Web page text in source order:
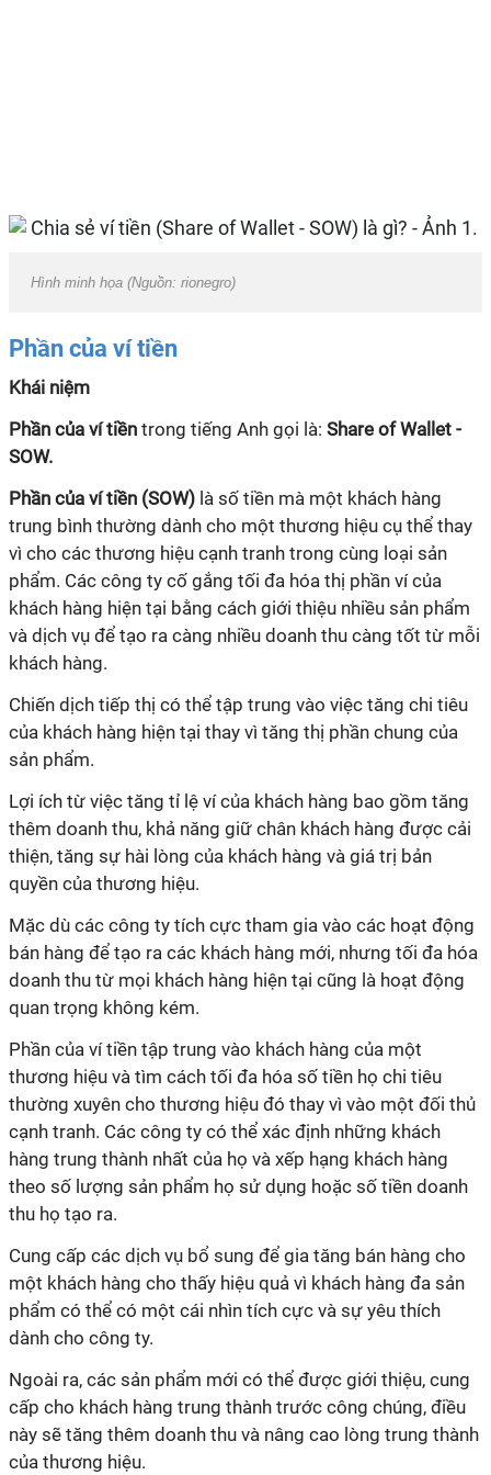
Hình minh họa (Nguồn: rionegro)
Phần của ví tiền
Khái niệm
Phần của ví tiền trong tiếng Anh gọi là: Share of Wallet -
SOW.
Phần của ví tiền (SOW) là số tiền mà một khách hàng
trung bình thường dành cho một thương hiệu cụ thể thay
vì cho các thương hiệu cạnh tranh trong cùng loại sản
phẩm. Các công ty cố gắng tối đa hóa thị phần ví của
khách hàng hiện tại bằng cách giới thiệu nhiều sản phẩm
và dịch vụ để tạo ra càng nhiều doanh thu càng tốt từ mỗi
khách hàng.
Chiến dịch tiếp thị có thể tập trung vào việc tăng chi tiêu
của khách hàng hiện tại thay vì tăng thị phần chung của
sản phẩm.
Lợi ích từ việc tăng tỉ lệ ví của khách hàng bao gồm tăng
thêm doanh thu, khả năng giữ chân khách hàng được cải
thiện, tăng sự hài lòng của khách hàng và giá trị bản
quyền của thương hiệu.
Mặc dù các công ty tích cực tham gia vào các hoạt động
bán hàng để tạo ra các khách hàng mới, nhưng tối đa hóa
doanh thu từ mọi khách hàng hiện tại cũng là hoạt động
quan trọng không kém.
Phần của ví tiền tập trung vào khách hàng của một
thương hiệu và tìm cách tối đa hóa số tiền họ chi tiêu
thường xuyên cho thương hiệu đó thay vì vào một đối thủ
cạnh tranh. Các công ty có thể xác định những khách
hàng trung thành nhất của họ và xếp hạng khách hàng
theo số lượng sản phẩm họ sử dụng hoặc số tiền doanh
thu họ tạo ra.
Cung cấp các dịch vụ bổ sung để gia tăng bán hàng cho
một khách hàng cho thấy hiệu quả vì khách hàng đa sản
phẩm có thể có một cái nhìn tích cực và sự yêu thích
dành cho công ty.
Ngoài ra, các sản phẩm mới có thể được giới thiệu, cung
cấp cho khách hàng trung thành trước công chúng, điều
này sẽ tăng thêm doanh thu và nâng cao lòng trung thành
của thương hiệu.